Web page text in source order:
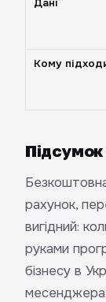
Дані
Кому
Підсумок
рахунок,
вигідний:
руками
бізнесу в